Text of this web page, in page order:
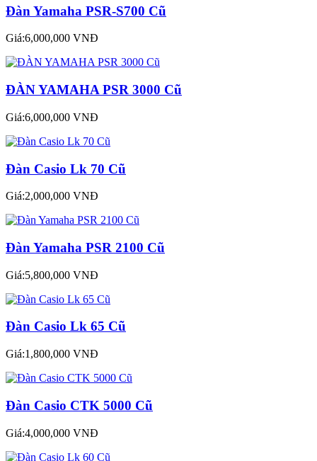
Đàn Yamaha PSR-S700 Cũ
Giá:6,000,000 VNĐ
ĐÀN YAMAHA PSR 3000 Cũ
Giá:6,000,000 VNĐ
Đàn Casio Lk 70 Cũ
Giá:2,000,000 VNĐ
Đàn Yamaha PSR 2100 Cũ
Giá:5,800,000 VNĐ
Đàn Casio Lk 65 Cũ
Giá:1,800,000 VNĐ
Đàn Casio CTK 5000 Cũ
Giá:4,000,000 VNĐ